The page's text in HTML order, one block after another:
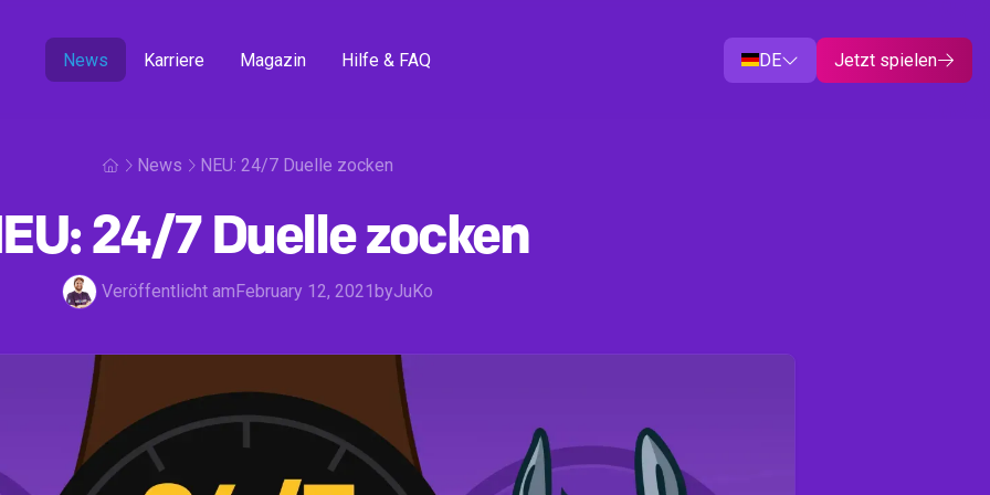
News Karriere Magazin Hilfe & FAQ DE Jetzt spielen
News NEU: 24/7 Duelle zocken
24/7 Duelle zocken
Veröffentlicht amFebruary 12, 2021byJuKo